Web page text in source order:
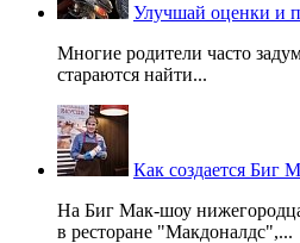
Улучшай оценки и
Многие родители часто
стараются найти...
Как создается Биг
На Биг Мак-шоу
в ресторане "Макдоналдс",...